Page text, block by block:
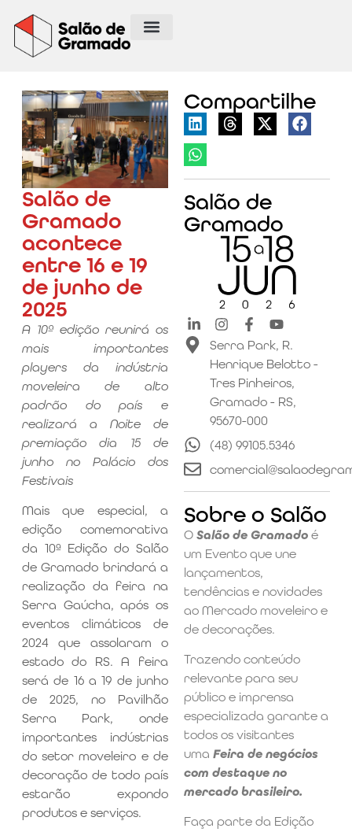
Compartilhe
Salão de
Gramado
Serra Park, R.
Henrique Belotto -
Tres Pinheiros,
Gramado - RS,
95670-000
(48) 99105.5346
Sobre o Salão
O Salão de Gramado é
um Evento que une
lançamentos,
tendências e novidades
ao Mercado moveleiro e
de decorações.
Trazendo conteúdo
relevante para seu
público e imprensa
especializada garante a
todos os visitantes
uma Feira de negócios
com destaque no
mercado brasileiro.
Faça parte da Edição
Salão de
Gramado
acontece
entre 16 e 19
de junho de
2025
A 10ª edição reunirá os
mais importantes
players da indústria
moveleira de alto
padrão do país e
realizará a Noite de
premiação dia 15 de
junho no Palácio dos
Festivais
Mais que especial, a
edição comemorativa
da 10ª Edição do Salão
de Gramado brindará a
realização da feira na
Serra Gaúcha, após os
eventos climáticos de
2024 que assolaram o
estado do RS. A feira
será de 16 a 19 de junho
de 2025, no Pavilhão
Serra Park, onde
importantes indústrias
do setor moveleiro e de
decoração de todo país
estarão expondo
produtos e serviços.